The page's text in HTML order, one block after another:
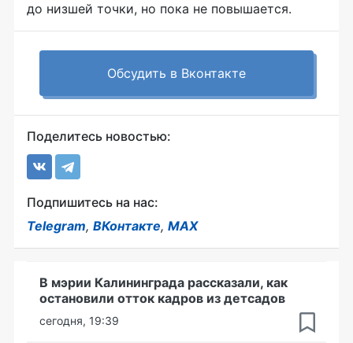
до низшей точки, но пока не повышается.
Обсудить в Вконтакте
Поделитесь новостью:
Подпишитесь на нас:
Telegram, ВКонтакте, MAX
В мэрии Калининграда рассказали, как
остановили отток кадров из детсадов
сегодня, 19:39